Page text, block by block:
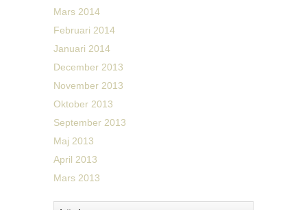
Mars 2014
Februari 2014
Januari 2014
December 2013
November 2013
Oktober 2013
September 2013
Maj 2013
April 2013
Mars 2013